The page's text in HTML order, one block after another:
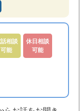
相談
可能
休日相談
可能